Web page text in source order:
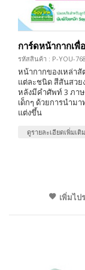
การ์ดหน้ากากเ
รหัสสินค้า : P-YOU-768
หน้ากากของเหล่า
แต่ละชนิด สีสันสวย
หลังมีคำศัพท์ 3 ภา
เด็กๆ ด้วยการนำม
แต่งขึ้น
ดูรายละเอียดเพิ่มเติม
เพิ่มไป